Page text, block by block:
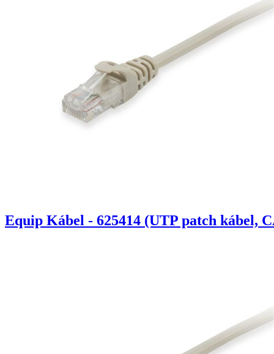
Equip Kábel - 625414 (UTP patch kábel,